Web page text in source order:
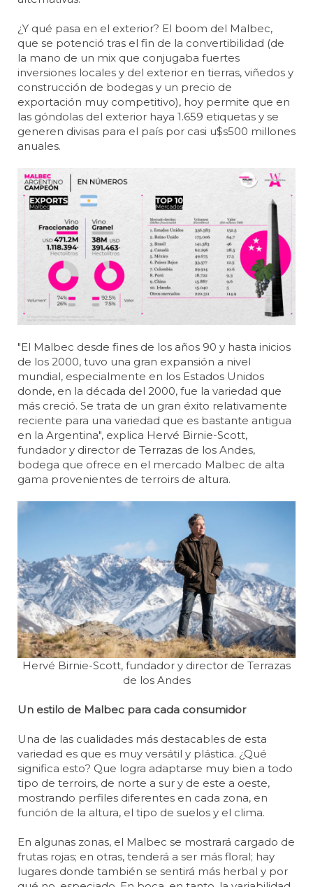
¿Y qué pasa en el exterior? El boom del Malbec,
que se potenció tras el fin de la convertibilidad (de
la mano de un mix que conjugaba fuertes
inversiones locales y del exterior en tierras, viñedos y
construcción de bodegas y un precio de
exportación muy competitivo), hoy permite que en
las góndolas del exterior haya 1.659 etiquetas y se
generen divisas para el país por casi u$s500 millones
anuales.
"El Malbec desde fines de los años 90 y hasta inicios
de los 2000, tuvo una gran expansión a nivel
mundial, especialmente en los Estados Unidos
donde, en la década del 2000, fue la variedad que
más creció. Se trata de un gran éxito relativamente
reciente para una variedad que es bastante antigua
en la Argentina", explica Hervé Birnie-Scott,
fundador y director de Terrazas de los Andes,
bodega que ofrece en el mercado Malbec de alta
gama provenientes de terroirs de altura.
Hervé Birnie-Scott, fundador y director de Terrazas
de los Andes
Un estilo de Malbec para cada consumidor
Una de las cualidades más destacables de esta
variedad es que es muy versátil y plástica. ¿Qué
significa esto? Que logra adaptarse muy bien a todo
tipo de terroirs, de norte a sur y de este a oeste,
mostrando perfiles diferentes en cada zona, en
función de la altura, el tipo de suelos y el clima.
En algunas zonas, el Malbec se mostrará cargado de
frutas rojas; en otras, tenderá a ser más floral; hay
lugares donde también se sentirá más herbal y por